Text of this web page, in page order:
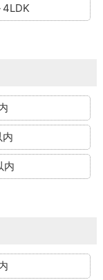
4LDK
内
内